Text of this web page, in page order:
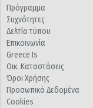
Πρόγραμμα
Συχνότητες
Δελτία τύπου
Επικοινωνία
Greece Is
Οικ. Καταστάσεις
Όροι Χρήσης
Προσωπικά Δεδομένα
Cookies